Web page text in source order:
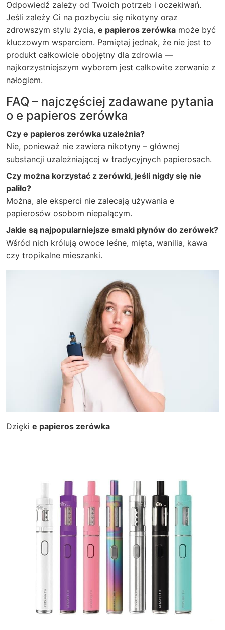
Odpowiedź zależy od Twoich potrzeb i oczekiwań.
Jeśli zależy Ci na pozbyciu się nikotyny oraz
zdrowszym stylu życia, e papieros zerówka może być
kluczowym wsparciem. Pamiętaj jednak, że nie jest to
produkt całkowicie obojętny dla zdrowia —
najkorzystniejszym wyborem jest całkowite zerwanie z
nałogiem.
FAQ – najczęściej zadawane pytania
o e papieros zerówka
Czy e papieros zerówka uzależnia?
Nie, ponieważ nie zawiera nikotyny – głównej
substancji uzależniającej w tradycyjnych papierosach.
Czy można korzystać z zerówki, jeśli nigdy się nie
paliło?
Można, ale eksperci nie zalecają używania e
papierosów osobom niepalącym.
Jakie są najpopularniejsze smaki płynów do zerówek?
Wśród nich królują owoce leśne, mięta, wanilia, kawa
czy tropikalne mieszanki.
Dzięki e papieros zerówka